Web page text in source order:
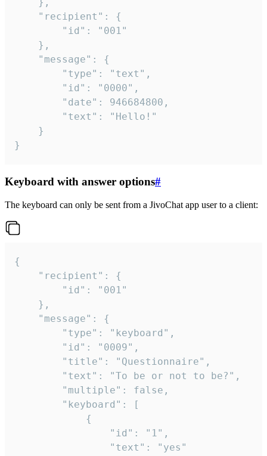
}
Keyboard with answer options#
The keyboard can only be sent from a JivoChat app user to a client:
{